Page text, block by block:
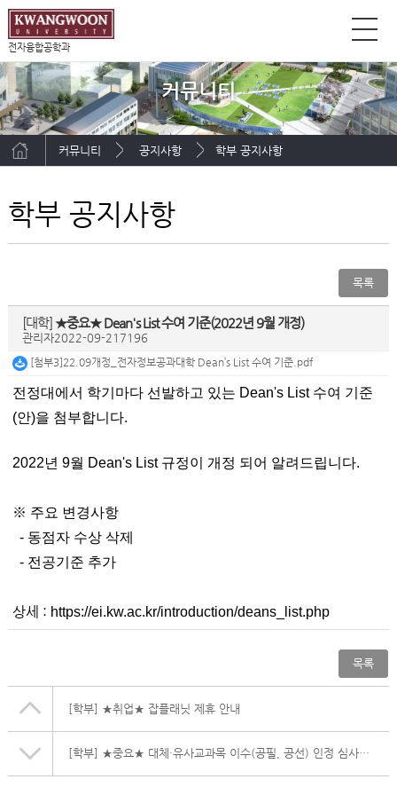
전자융합공학과
커뮤니티
커뮤니티 공지사항 학부 공지사항
학부 공지사항
목록
[대학] ★중요★ Dean's List 수여 기준(2022년 9월 개정)
관리자2022-09-21 7196
[첨부3]22.09개정_전자정보공과대학 Dean’s List 수여 기준.pdf
전정대에서 학기마다 선발하고 있는 Dean's List 수여 기준
(안)을 첨부합니다.
2022년 9월 Dean's List 규정이 개정 되어 알려드립니다.
※ 주요 변경사항
- 동점자 수상 삭제
- 전공기준 추가
상세 : https://ei.kw.ac.kr/introduction/deans_list.php
목록
[학부] ★취업★ 잡플래닛 제휴 안내
[학부] ★중요★ 대체·유사교과목 이수(공필, 공선) 인정 심사 안내